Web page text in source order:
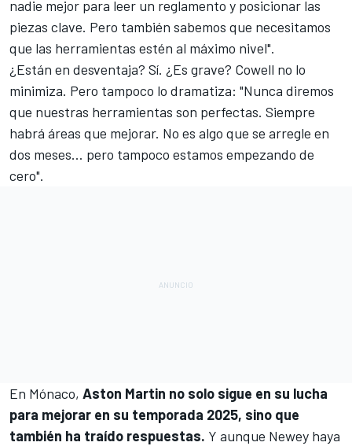
nadie mejor para leer un reglamento y posicionar las
piezas clave. Pero también sabemos que necesitamos
que las herramientas estén al máximo nivel".
¿Están en desventaja? Sí. ¿Es grave? Cowell no lo
minimiza. Pero tampoco lo dramatiza: "Nunca diremos
que nuestras herramientas son perfectas. Siempre
habrá áreas que mejorar. No es algo que se arregle en
dos meses… pero tampoco estamos empezando de
cero".
En Mónaco, Aston Martin no solo sigue en su lucha
para mejorar en su temporada 2025, sino que
también ha traído respuestas. Y aunque Newey haya